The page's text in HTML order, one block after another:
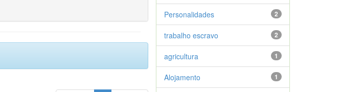
2
Personalidades
2
trabalho escravo
1
agricultura
1
Alojamento